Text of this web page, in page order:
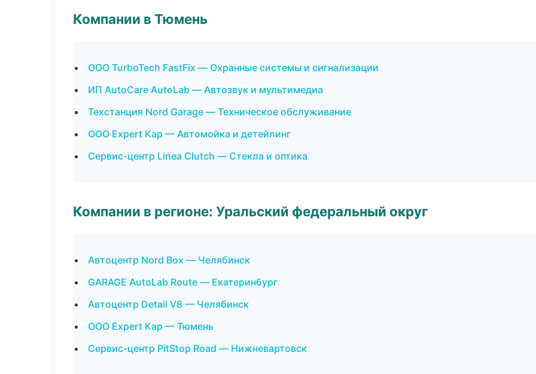
Компании в Тюмень
ООО TurboTech FastFix — Охранные системы и сигнализации
ИП AutoCare AutoLab — Автозвук и мультимедиа
Техстанция Nord Garage — Техническое обслуживание
ООО Expert Кар — Автомойка и детейлинг
Сервис-центр Linea Clutch — Стекла и оптика
Компании в регионе: Уральский федеральный округ
Автоцентр Nord Box — Челябинск
GARAGE AutoLab Route — Екатеринбург
Автоцентр Detail V8 — Челябинск
ООО Expert Кар — Тюмень
Сервис-центр PitStop Road — Нижневартовск